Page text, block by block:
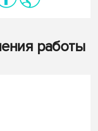
работы